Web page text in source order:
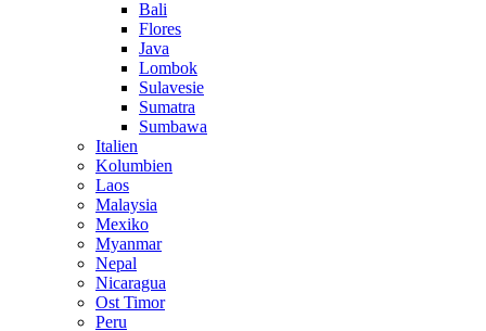
Bali
Flores
Java
Lombok
Sulavesie
Sumatra
Sumbawa
Italien
Kolumbien
Laos
Malaysia
Mexiko
Myanmar
Nepal
Nicaragua
Ost Timor
Peru